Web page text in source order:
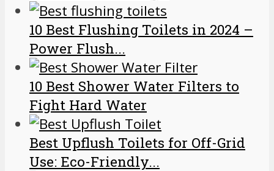
10 Best Flushing Toilets in 2024 –
Power Flush...
10 Best Shower Water Filters to
Fight Hard Water
Best Upflush Toilets for Off-Grid
Use: Eco-Friendly...